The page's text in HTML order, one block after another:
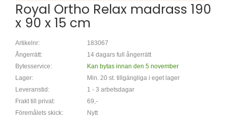
Royal Ortho Relax madrass 190
x 90 x 15 cm
Artikelnr:
183067
Ångerrätt:
14 dagars full ångerrätt
Bytesservice:
Kan bytas innan den 5 november
Lager:
Min. 20 st. tillgängliga i eget lager
Leveranstid:
1 - 3 arbetsdagar
Frakt till privat:
69,-
Föremålets skick:
Nytt